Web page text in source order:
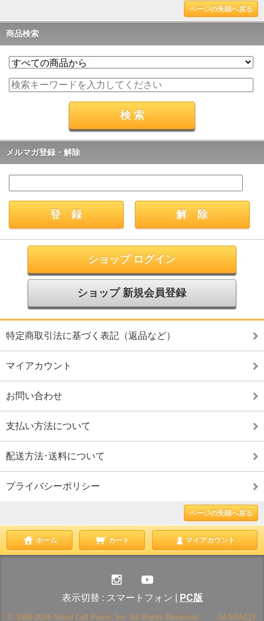
ページの先頭へ戻る
商品検索
メルマガ登録・解除
ショップ ログイン
ショップ 新規会員登録
特定商取引法に基づく表記（返品など）
マイアカウント
お問い合わせ
支払い方法について
配送方法･送料について
プライバシーポリシー
ページの先頭へ戻る
ホーム カート マイアカウント
表示切替 : スマートフォン PC版
© 1998-2026 Novel Cell Poem, Inc. All Rights Reserved. JASRAC許